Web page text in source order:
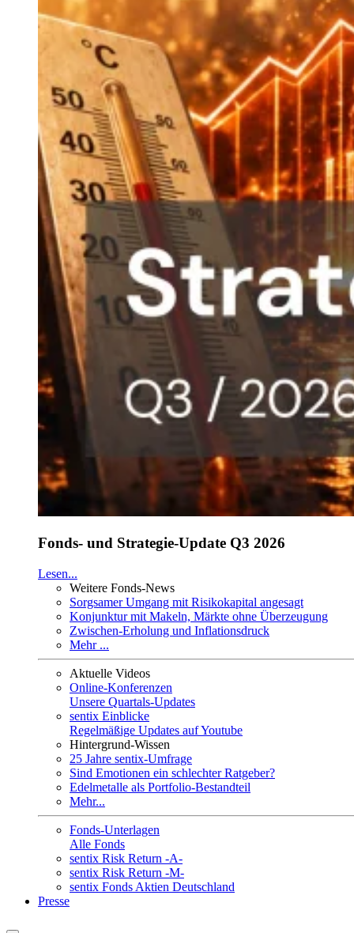
Fonds- und Strategie-Update Q3 2026
Lesen...
Weitere Fonds-News
Sorgsamer Umgang mit Risikokapital angesagt
Konjunktur mit Makeln, Märkte ohne Überzeugung
Zwischen-Erholung und Inflationsdruck
Mehr ...
Aktuelle Videos
Online-Konferenzen
Unsere Quartals-Updates
sentix Einblicke
Regelmäßige Updates auf Youtube
Hintergrund-Wissen
25 Jahre sentix-Umfrage
Sind Emotionen ein schlechter Ratgeber?
Edelmetalle als Portfolio-Bestandteil
Mehr...
Fonds-Unterlagen
Alle Fonds
sentix Risk Return -A-
sentix Risk Return -M-
sentix Fonds Aktien Deutschland
Presse